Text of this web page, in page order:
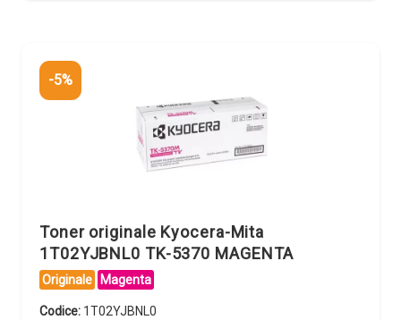
-5%
Toner originale Kyocera-Mita
1T02YJBNL0 TK-5370 MAGENTA
Originale Magenta
Codice: 1T02YJBNL0